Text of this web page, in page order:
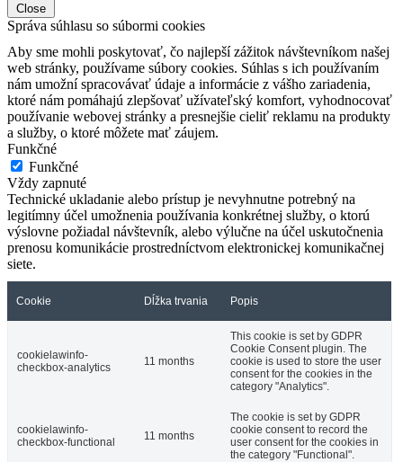
Close
Správa súhlasu so súbormi cookies
Aby sme mohli poskytovať, čo najlepší zážitok návštevníkom našej
web stránky, používame súbory cookies. Súhlas s ich používaním
nám umožní spracovávať údaje a informácie z vášho zariadenia,
ktoré nám pomáhajú zlepšovať užívateľský komfort, vyhodnocovať
používanie webovej stránky a presnejšie cieliť reklamu na produkty
a služby, o ktoré môžete mať záujem.
Funkčné
Funkčné
Vždy zapnuté
Technické ukladanie alebo prístup je nevyhnutne potrebný na
legitímny účel umožnenia používania konkrétnej služby, o ktorú
výslovne požiadal návštevník, alebo výlučne na účel uskutočnenia
prenosu komunikácie prostredníctvom elektronickej komunikačnej
siete.
Cookie Dĺžka trvania Popis
cookielawinfo-
checkbox-analytics
11 months
This cookie is set by GDPR
Cookie Consent plugin. The
cookie is used to store the user
consent for the cookies in the
category "Analytics".
cookielawinfo-
checkbox-functional
11 months
The cookie is set by GDPR
cookie consent to record the
user consent for the cookies in
the category "Functional".